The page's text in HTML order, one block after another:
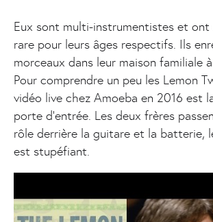
Eux sont multi-instrumentistes et
rare pour leurs âges respectifs. Ils
morceaux dans leur maison familiale
Pour comprendre un peu les Lemon
vidéo live chez Amoeba en 2016 est
porte d’entrée. Les deux frères
rôle derrière la guitare et la batterie,
est stupéfiant.